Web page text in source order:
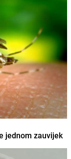
jednom zauvijek